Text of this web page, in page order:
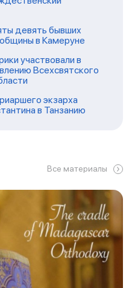
девять бывших
в Камеруне
участвовали в
Всехсвятского
экзарха
в Танзанию
Все материалы